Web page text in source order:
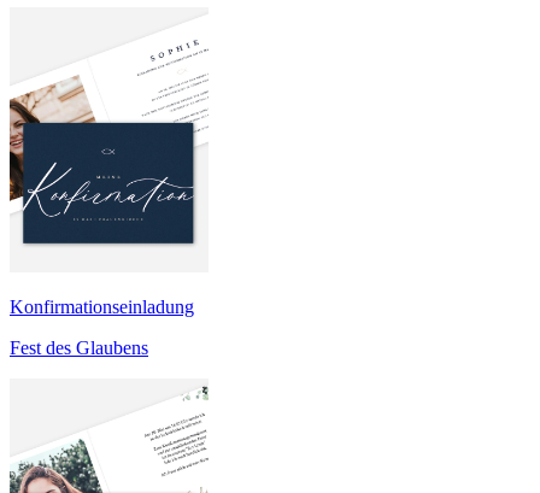
Konfirmationseinladung
Fest des Glaubens